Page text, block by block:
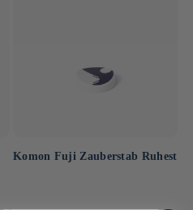
Komon Fuji Zauberstab Ruhest